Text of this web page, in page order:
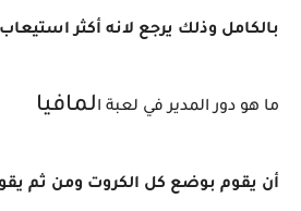
بالكامل وذلك يرجع لانه أكثر
ما هو دور المدير في لعبة المافيا
أن يقوم بوضع كل الكروت ومن ثم